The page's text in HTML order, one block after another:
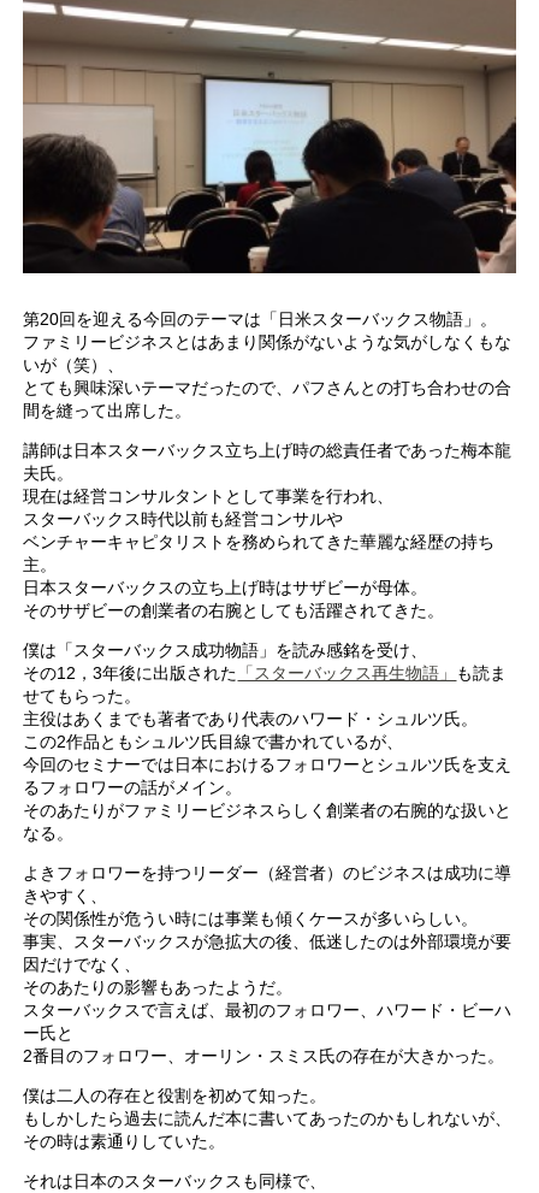
第20回を迎える今回のテーマは「日米スターバックス物語」。
ファミリービジネスとはあまり関係がないような気がしなくもな
いが（笑）、
とても興味深いテーマだったので、パフさんとの打ち合わせの合
間を縫って出席した。
講師は日本スターバックス立ち上げ時の総責任者であった梅本龍
夫氏。
現在は経営コンサルタントとして事業を行われ、
スターバックス時代以前も経営コンサルや
ベンチャーキャピタリストを務められてきた華麗な経歴の持ち
主。
日本スターバックスの立ち上げ時はサザビーが母体。
そのサザビーの創業者の右腕としても活躍されてきた。
僕は「スターバックス成功物語」を読み感銘を受け、
その12，3年後に出版された 「スターバックス再生物語」 も読ま
せてもらった。
主役はあくまでも著者であり代表のハワード・シュルツ氏。
この2作品ともシュルツ氏目線で書かれているが、
今回のセミナーでは日本におけるフォロワーとシュルツ氏を支え
るフォロワーの話がメイン。
そのあたりがファミリービジネスらしく創業者の右腕的な扱いと
なる。
よきフォロワーを持つリーダー（経営者）のビジネスは成功に導
きやすく、
その関係性が危うい時には事業も傾くケースが多いらしい。
事実、スターバックスが急拡大の後、低迷したのは外部環境が要
因だけでなく、
そのあたりの影響もあったようだ。
スターバックスで言えば、最初のフォロワー、ハワード・ビーハ
ー氏と
2番目のフォロワー、オーリン・スミス氏の存在が大きかった。
僕は二人の存在と役割を初めて知った。
もしかしたら過去に読んだ本に書いてあったのかもしれないが、
その時は素通りしていた。
それは日本のスターバックスも同様で、